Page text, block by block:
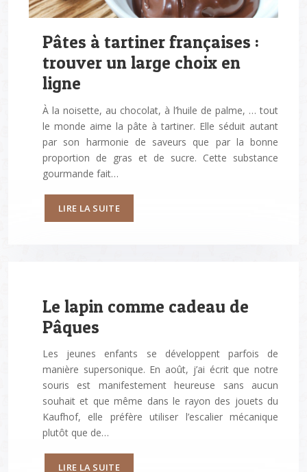
Pâtes à tartiner françaises :
trouver un large choix en
ligne
À la noisette, au chocolat, à l’huile de palme, … tout
le monde aime la pâte à tartiner. Elle séduit autant
par son harmonie de saveurs que par la bonne
proportion de gras et de sucre. Cette substance
gourmande fait…
LIRE LA SUITE
Le lapin comme cadeau de
Pâques
Les jeunes enfants se développent parfois de
manière supersonique. En août, j’ai écrit que notre
souris est manifestement heureuse sans aucun
souhait et que même dans le rayon des jouets du
Kaufhof, elle préfère utiliser l’escalier mécanique
plutôt que de…
LIRE LA SUITE